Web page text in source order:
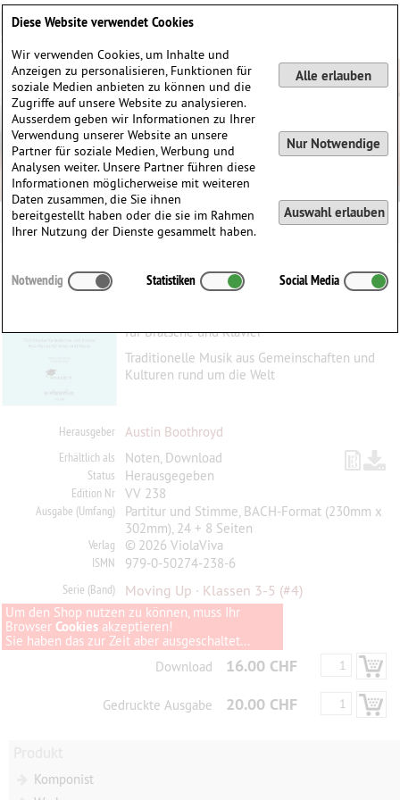
Ethno Box
für Bratsche und Klavier
Traditionelle Musik aus Gemeinschaften und
Kulturen rund um die Welt
Herausgeber Austin Boothroyd
Erhältlich als Noten, Download
Status Herausgegeben
Edition Nr VV 238
Ausgabe (Umfang)
Partitur und Stimme, BACH-Format (230mm x
302mm), 24 + 8 Seiten
Verlag © 2026 ViolaViva
ISMN 979-0-50274-238-6
Serie (Band) Moving Up · Klassen 3-5 (#4)
Um den Shop nutzen zu können, muss Ihr
Browser Cookies akzeptieren!
Sie haben das zur Zeit aber ausgeschaltet...
Download
16.00 CHF
Gedruckte Ausgabe 20.00 CHF
Komponist
Diese Website verwendet Cookies
Wir verwenden Cookies, um Inhalte und
Anzeigen zu personalisieren, Funktionen für
soziale Medien anbieten zu können und die
Zugriffe auf unsere Website zu analysieren.
Ausserdem geben wir Informationen zu Ihrer
Verwendung unserer Website an unsere
Partner für soziale Medien, Werbung und
Analysen weiter. Unsere Partner führen diese
Informationen möglicherweise mit weiteren
Daten zusammen, die Sie ihnen
bereitgestellt haben oder die sie im Rahmen
Ihrer Nutzung der Dienste gesammelt haben.
Alle erlauben
Nur Notwendige
Auswahl erlauben
Notwendig Statistiken Social Media